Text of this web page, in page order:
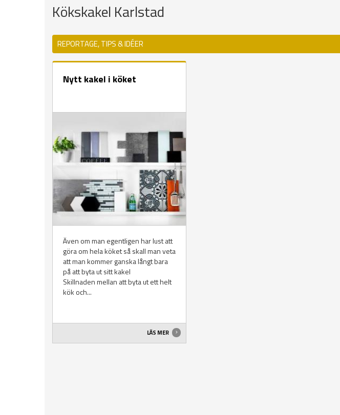
Kökskakel Karlstad
REPORTAGE, TIPS & IDÉER
Nytt kakel i köket
Även om man egentligen har lust att
göra om hela köket så skall man veta
att man kommer ganska långt bara
på att byta ut sitt kakel
Skillnaden mellan att byta ut ett helt
kök och...
LÄS MER